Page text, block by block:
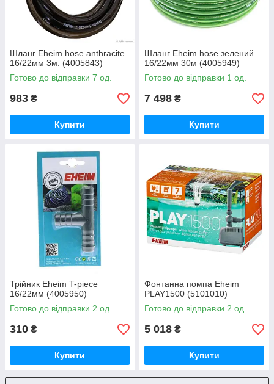
Шланг Eheim hose anthracite
16/22мм 3м. (4005843)
Готово до відправки 7 од.
983 ₴
Купити
Шланг Eheim hose зелений
16/22мм 30м (4005949)
Готово до відправки 1 од.
7 498 ₴
Купити
Трійник Eheim T-piece
16/22мм (4005950)
Готово до відправки 2 од.
310 ₴
Купити
Фонтанна помпа Eheim
PLAY1500 (5101010)
Готово до відправки 2 од.
5 018 ₴
Купити